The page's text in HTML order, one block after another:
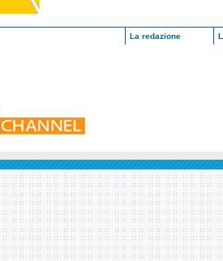
La redazione